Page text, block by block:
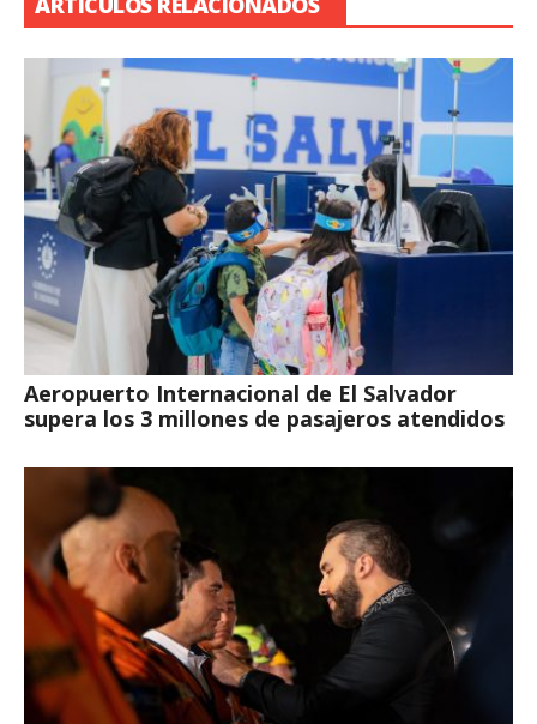
Aeropuerto Internacional de El Salvador
supera los 3 millones de pasajeros atendidos